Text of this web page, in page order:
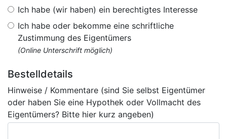
Ich habe (wir haben) ein berechtigtes Interesse
Ich habe oder bekomme eine schriftliche
Zustimmung des Eigentümers
(Online Unterschrift möglich)
Bestelldetails
Hinweise / Kommentare (sind Sie selbst Eigentümer
oder haben Sie eine Hypothek oder Vollmacht des
Eigentümers? Bitte hier kurz angeben)